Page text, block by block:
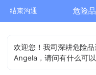
结束沟通 危险
欢迎您！我司深耕危险
Angela，请问有什么可